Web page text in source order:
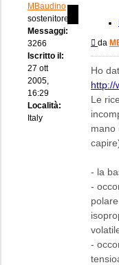
MBaudino
sostenitore
Messaggi:
3266
Iscritto il:
27 ott
2005,
16:29
Località:
Italy
da
Ho
http://
Le
mano
- la
-
-